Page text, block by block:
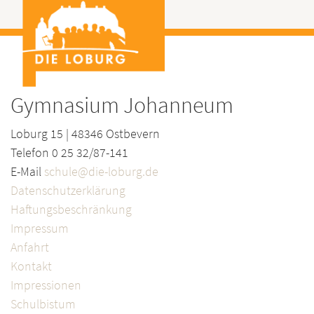
Gymnasium Johanneum
Loburg 15 | 48346 Ostbevern
Telefon 0 25 32/87-141
E-Mail schule@die-loburg.de
Datenschutzerklärung
Haftungsbeschränkung
Impressum
Anfahrt
Kontakt
Impressionen
Schulbistum